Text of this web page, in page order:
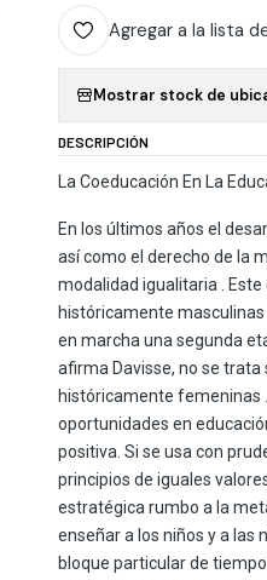
Agregar a la lista
Mostrar stock de
DESCRIPCIÓN
La Coeducación En La
En los últimos años el
así como el derecho de la
modalidad igualitaria .
históricamente
en marcha una segunda
afirma Davisse, no se trata
históricamente femeninas
oportunidades en
positiva. Si se usa con
principios de iguales
estratégica rumbo a la
enseñar a los niños y a las
bloque particular de